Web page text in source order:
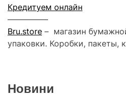
Кредитуем онлайн
––––––––––
Bru.store – магазин
упаковки. Коробки, пакеты,
Новини